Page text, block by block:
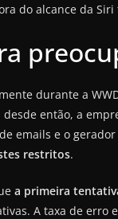
do alcance da
durante a
então, a
emails e o
restritos.
a primeira
A taxa de erro